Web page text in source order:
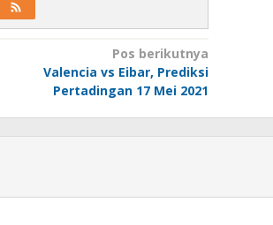
Pos berikutnya
Valencia vs Eibar, Prediksi
Pertadingan 17 Mei 2021